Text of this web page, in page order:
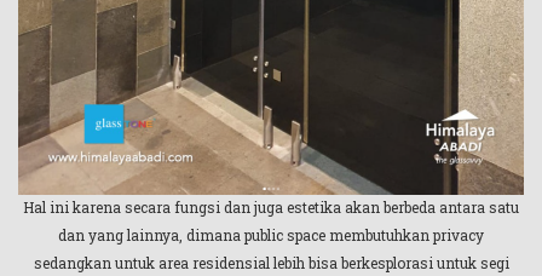
Hal ini karena secara fungsi dan juga estetika akan berbeda antara satu
dan yang lainnya, dimana public space membutuhkan privacy
sedangkan untuk area residensial lebih bisa berkesplorasi untuk segi